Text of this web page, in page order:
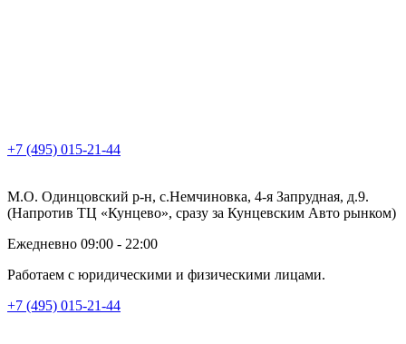
+7 (495) 015-21-44
М.О. Одинцовский р-н, с.Немчиновка, 4-я Запрудная, д.9.
(Напротив ТЦ «Кунцево», сразу за Кунцевским Авто рынком)
Ежедневно 09:00 - 22:00
Работаем с юридическими и физическими лицами.
+7 (495) 015-21-44